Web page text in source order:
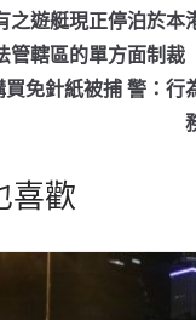
之遊艇現正停泊於本
管轄區的單方面制裁
免針紙被捕 警：行
喜歡